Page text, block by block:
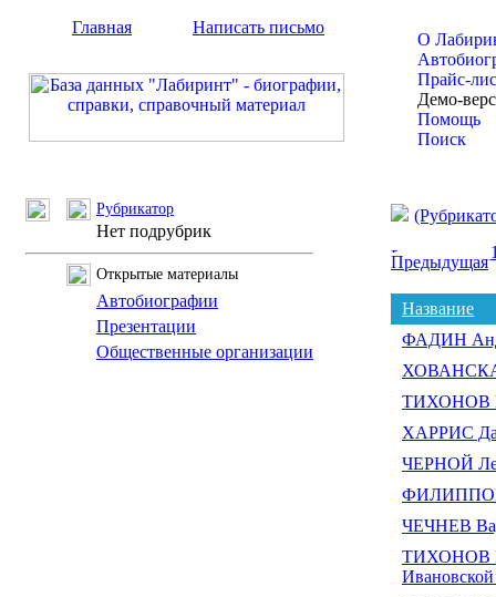
Главная Написать письмо
О
Прайс-
Демо-
Помощь
Поиск
Рубрикатор
Нет подрубрик
Открытые материалы
Автобиографии
Презентации
Общественные организации
Предыдущая
Название
ФАДИН
ТИХОНОВ
ХАРРИС
ЧЕРНОЙ
ФИЛИППОВ
ЧЕЧНЕВ
ТИХОНОВ